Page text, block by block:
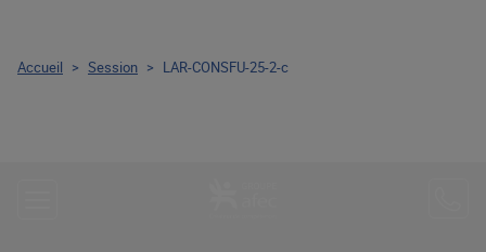
Accueil > Session > LAR-CONSFU-25-2-c